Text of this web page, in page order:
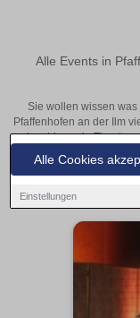
Alle Cookies
Einstellungen
Alle Events in
Sie wollen wissen
Pfaffenhofen an der Ilm
inspirierende
Pfaffenhofen an der